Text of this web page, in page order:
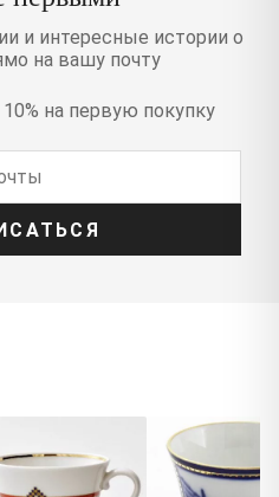
и интересные истории о
на вашу почту
на первую покупку